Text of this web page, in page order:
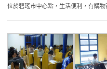
位於碧瑤市中心點，生活便利，有購
為BRITISH COUNCIL 雅思指定報名中
小型學校，老師專注學生達成目標。
[學校課程]